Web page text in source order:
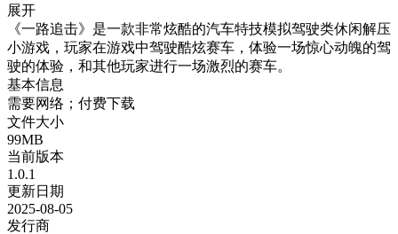
展开
《一路追击》是一款非常炫酷的汽车特技模拟驾驶类休闲解压
小游戏，玩家在游戏中驾驶酷炫赛车，体验一场惊心动魄的驾
驶的体验，和其他玩家进行一场激烈的赛车。
基本信息
需要网络；付费下载
文件大小
99MB
当前版本
1.0.1
更新日期
2025-08-05
发行商